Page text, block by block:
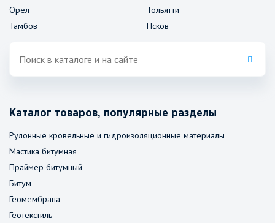
Орёл
Тамбов
Тольятти
Псков
Каталог товаров, популярные разделы
Рулонные кровельные и гидроизоляционные материалы
Мастика битумная
Праймер битумный
Битум
Геомембрана
Геотекстиль